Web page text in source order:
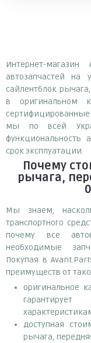
Интернет-
автозапчастей на
сайлентблок рычага,
в оригинальном
мы по всей
функциональность
срок эксплуатации.
Почему
рычага,
Мы знаем,
транспортного
почему все
необходимые
Покупая в
преимуществ от
оригинальное
доступная
рычага,